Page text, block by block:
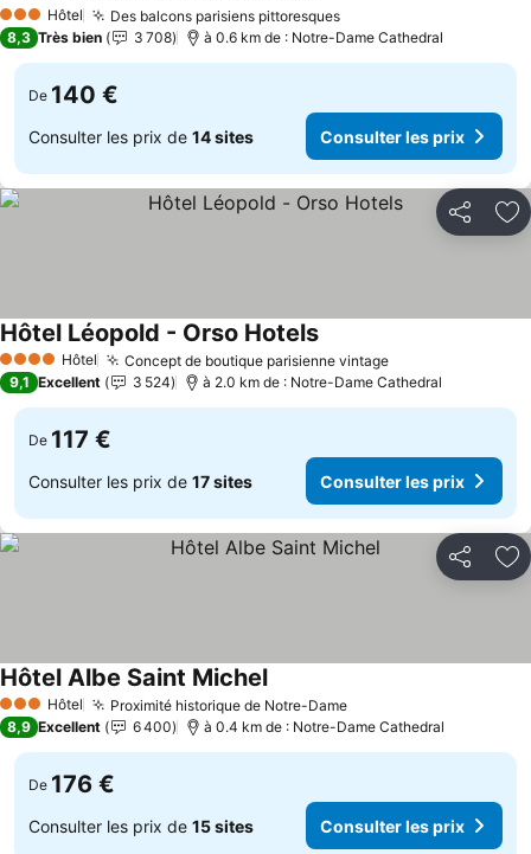
3 ÉtoilesHôtel Des balcons parisiens pittoresques
8,3 Très bien 3 708 à 0.6 km de : Notre-Dame Cathedral
De 140 €
Consulter les prix de 14 sites Consulter les prix
Partager
4 Étoiles Hôtel Concept de boutique parisienne vintage
Hôtel Léopold - Orso Hotels
9,1 Excellent 3 524 à 2.0 km de : Notre-Dame Cathedral
De 117 €
Consulter les prix de 17 sites Consulter les prix
Partager
3 ÉtoilesHôtel Proximité historique de Notre-Dame
Hôtel Albe Saint Michel
8,9 Excellent 6 400 à 0.4 km de : Notre-Dame Cathedral
De 176 €
Consulter les prix de 15 sites Consulter les prix